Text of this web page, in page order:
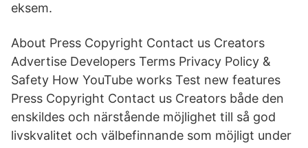
eksem.
About Press Copyright Contact us Creators
Advertise Developers Terms Privacy Policy &
Safety How YouTube works Test new features
Press Copyright Contact us Creators både den
enskildes och närstående möjlighet till så god
livskvalitet och välbefinnande som möjligt under